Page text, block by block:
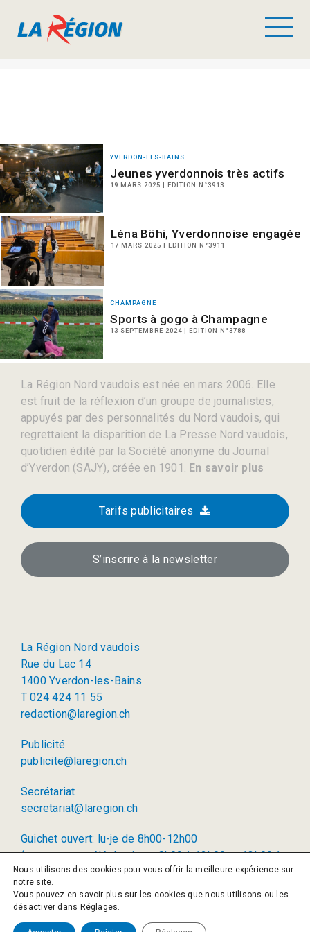
YVERDON-LES-BAINS
Jeunes yverdonnois très actifs
19 MARS 2025 | EDITION N°3913
Léna Böhi, Yverdonnoise engagée
17 MARS 2025 | EDITION N°3911
CHAMPAGNE
Sports à gogo à Champagne
13 SEPTEMBRE 2024 | EDITION N°3788
La Région Nord vaudois est née en mars 2006. Elle
est fruit de la réflexion d’un groupe de journalistes,
appuyés par des personnalités du Nord vaudois, qui
regrettaient la disparition de La Presse Nord vaudois,
quotidien édité par la Société anonyme du Journal
d’Yverdon (SAJY), créée en 1901. En savoir plus
Tarifs publicitaires
S’inscrire à la newsletter
La Région Nord vaudois
Rue du Lac 14
1400 Yverdon-les-Bains
T 024 424 11 55
redaction@laregion.ch
Publicité
publicite@laregion.ch
Secrétariat
secretariat@laregion.ch
Guichet ouvert: lu-je de 8h00-12h00
(permanence téléphonique: 8h00 à 12h00 et 13h00 à
17h00)
© 2026 La Région SA
Politique de confidentialité
Nous utilisons des cookies pour vous offrir la meilleure expérience sur
notre site.
Vous pouvez en savoir plus sur les cookies que nous utilisons ou les
désactiver dans Réglages.